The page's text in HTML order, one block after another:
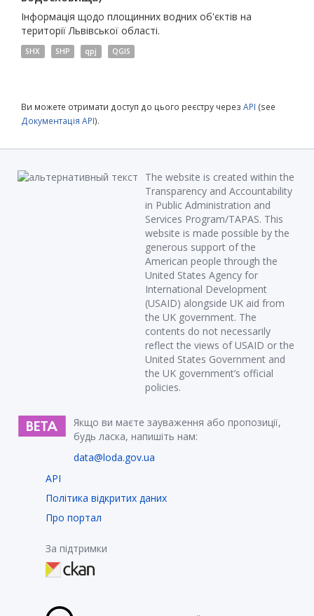
Інформація щодо площинних водних об'єктів на
території Львівської області.
SHX SHP qpj QGIS
Ви можете отримати доступ до цього реєстру через API (see
Документація API).
The website is created within the
Transparency and Accountability
in Public Administration and
Services Program/TAPAS. This
website is made possible by the
generous support of the
American people through the
United States Agency for
International Development
(USAID) alongside UK aid from
the UK government. The
contents do not necessarily
reflect the views of USAID or the
United States Government and
the UK government’s official
policies.
Якщо ви маєте зауваження або пропозиції,
будь ласка, напишіть нам:
data@loda.gov.ua
API
Політика відкритих даних
Про портал
За підтримки